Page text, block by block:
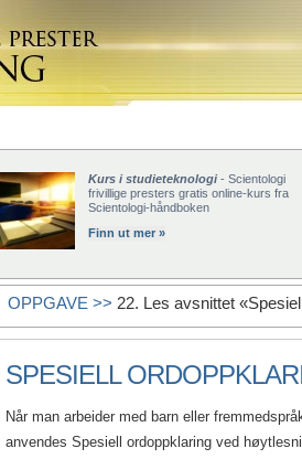
Kurs i studieteknologi- Scientologi
frivillige presters gratis online-kurs fra
Scientologi-håndboken
Finn ut mer »
OPPGAVE >> 22. Les avsnittet
SPESIELL
Når man arbeider med barn eller
anvendes Spesiell ordoppklaring ved